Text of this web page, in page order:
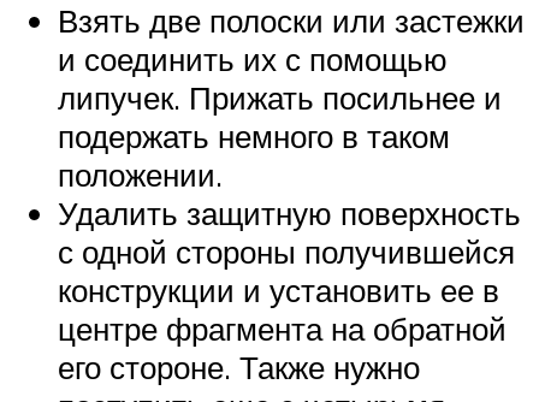
Взять две полоски или застежки
и соединить их с помощью
липучек. Прижать посильнее и
подержать немного в таком
положении.
Удалить защитную поверхность
с одной стороны получившейся
конструкции и установить ее в
центре фрагмента на обратной
его стороне. Также нужно